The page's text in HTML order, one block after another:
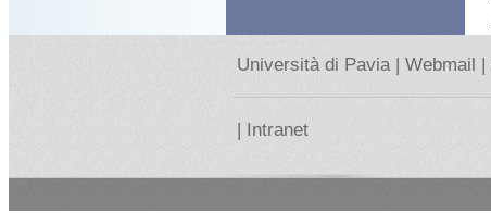
Università di Pavia | Webmail |
| Intranet